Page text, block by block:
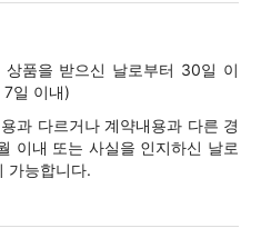
품을 받으신 날로부터 30일 이
일 이내)
과 다르거나 계약내용과 다른 경
이내 또는 사실을 인지하신 날로
가능합니다.